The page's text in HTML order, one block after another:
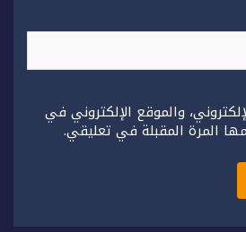
والموقع الإلكتروني في
المرة المقبلة في تعليقي.